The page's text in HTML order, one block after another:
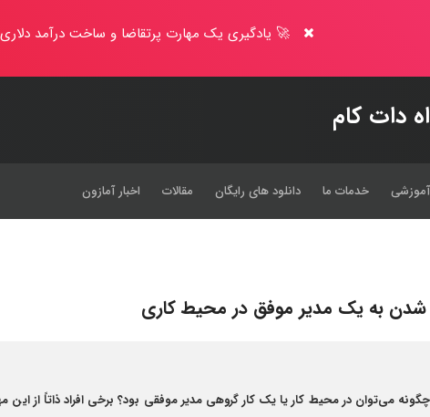
🚀 یادگیری یک مهارت پرتقاضا و ساخت درآمد دلاری
دات کام
خدمات ما دانلود های رایگان مقالات اخبار آمازون
شدن به یک مدیر موفق در محیط کاری
می‌توان در محیط کار یا یک کار گروهی مدیر موفقی بود؟ برخی افراد ذاتاً از این